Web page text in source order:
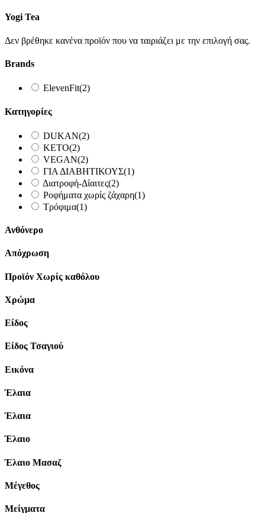
Yogi Tea
Δεν βρέθηκε κανένα προϊόν που να ταιριάζει με την επιλογή σας.
Brands
ElevenFit(2)
Κατηγορίες
DUKAN(2)
KETO(2)
VEGAN(2)
ΓΙΑ ΔΙΑΒΗΤΙΚΟΥΣ(1)
Διατροφή-Δίαιτες(2)
Ροφήματα χωρίς ζάχαρη(1)
Τρόφιμα(1)
Ανθόνερο
Απόχρωση
Προϊόν Χωρίς καθόλου
Χρώμα
Είδος
Είδος Τσαγιού
Εικόνα
Έλαια
Έλαια
Έλαιο
Έλαιο Μασαζ
Μέγεθος
Μείγματα